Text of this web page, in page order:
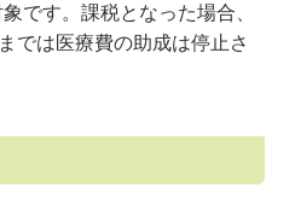
です。課税となった場合、
では医療費の助成は停止さ